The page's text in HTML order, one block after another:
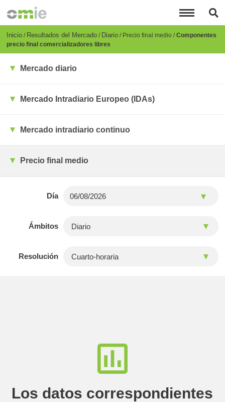
principal
Breadcrumb
Inicio Resultados del Mercado Diario Precio final medio Componentes
precio final comercializadores libres
Mercado diario
Mercado Intradiario Europeo (IDAs)
Mercado intradiario continuo
Precio final medio
Día
Ámbitos
Resolución
Los datos correspondientes